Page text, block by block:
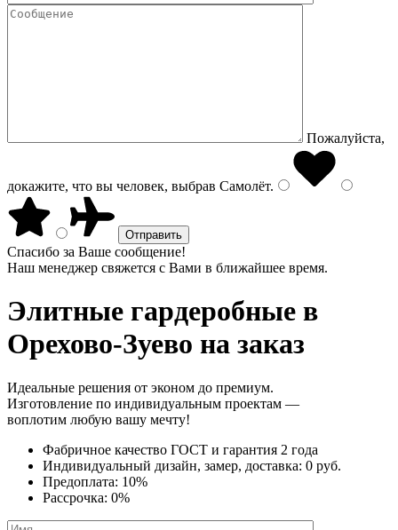
Пожалуйста,
докажите, что вы человек, выбрав Самолёт.
Спасибо за Ваше сообщение!
Наш менеджер свяжется с Вами в ближайшее время.
Элитные гардеробные в
Орехово-Зуево на заказ
Идеальные решения от эконом до премиум.
Изготовление по индивидуальным проектам —
воплотим любую вашу мечту!
Фабричное качество ГОСТ и гарантия 2 года
Индивидуальный дизайн, замер, доставка: 0 руб.
Предоплата: 10%
Рассрочка: 0%